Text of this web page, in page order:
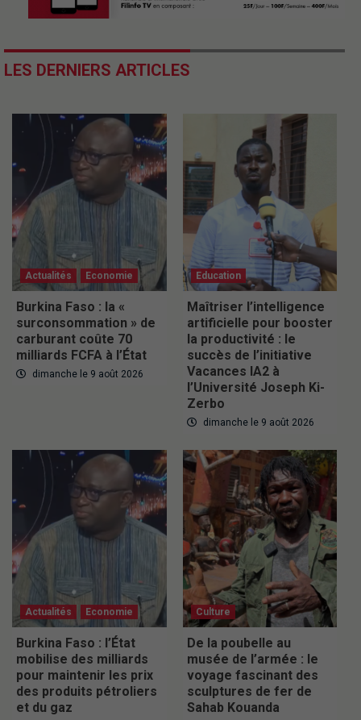
LES DERNIERS ARTICLES
Actualités Economie
Burkina Faso : la «
surconsommation » de
carburant coûte 70
milliards FCFA à l’État
dimanche le 9 août 2026
Education
Maîtriser l’intelligence
artificielle pour booster
la productivité : le
succès de l’initiative
Vacances IA2 à
l’Université Joseph Ki-
Zerbo
dimanche le 9 août 2026
Actualités Economie
Burkina Faso : l’État
mobilise des milliards
pour maintenir les prix
des produits pétroliers
et du gaz
Culture
De la poubelle au
musée de l’armée : le
voyage fascinant des
sculptures de fer de
Sahab Kouanda